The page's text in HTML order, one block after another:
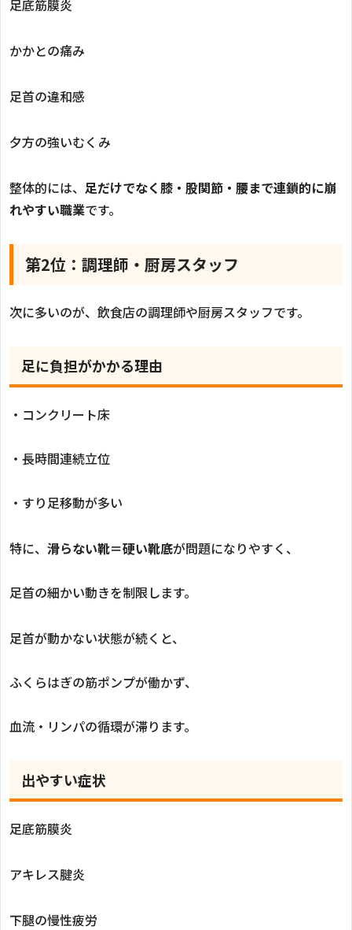
足底筋膜炎
かかとの痛み
足首の違和感
夕方の強いむくみ
整体的には、 足だけでなく膝・股関節・腰まで連鎖的に崩
れやすい職業です。
第2位：調理師・厨房スタッフ
次に多いのが、飲食店の調理師や厨房スタッフです。
足に負担がかかる理由
・コンクリート床
・長時間連続立位
・すり足移動が多い
特に、 滑らない靴＝硬い靴底が問題になりやすく、
足首の細かい動きを制限します。
足首が動かない状態が続くと、
ふくらはぎの筋ポンプが働かず、
血流・リンパの循環が滞ります。
出やすい症状
足底筋膜炎
アキレス腱炎
下腿の慢性疲労